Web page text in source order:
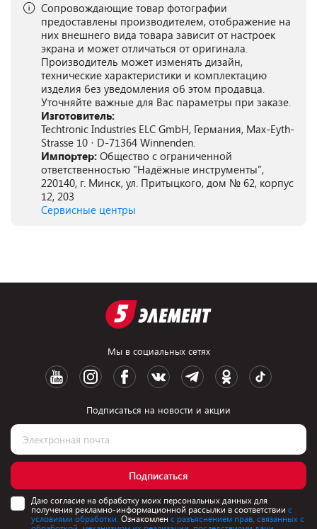
Сопровождающие товар фотографии
предоставлены производителем, отображение на
них внешнего вида товара зависит от настроек
экрана и может отличаться от оригинала.
Производитель может изменять дизайн,
технические характеристики и комплектацию
изделия без уведомления об этом продавца.
Уточняйте важные для Вас параметры при заказе.
Изготовитель:
Techtronic Industries ELC GmbH, Германия, Max-Eyth-
Strasse 10 · D-71364 Winnenden.
Импортер: Общество с ограниченной
ответственностью "Надёжные инструменты",
220140, г. Минск, ул. Притыцкого, дом № 62, корпус
12, 203
Сервисные центры
Мы в социальных сетях
Подписаться на новости и акции
Подписаться
Даю согласие на обработку моих персональных данных для
получения рекламно-информационной рассылки в соответствии с
условиями обработки. Ознакомлен с разъяснением прав, связанных с